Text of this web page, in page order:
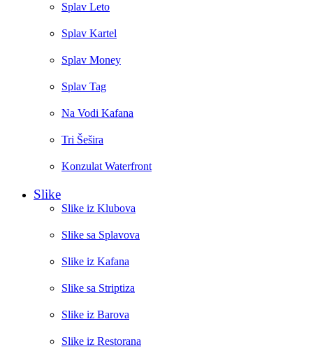
Splav Leto
Splav Kartel
Splav Money
Splav Tag
Na Vodi Kafana
Tri Šešira
Konzulat Waterfront
Slike
Slike iz Klubova
Slike sa Splavova
Slike iz Kafana
Slike sa Striptiza
Slike iz Barova
Slike iz Restorana